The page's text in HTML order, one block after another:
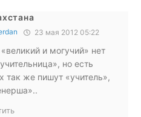
23 мая 2012 05:22
и могучий» нет
но есть
так же пишут «учитель»,